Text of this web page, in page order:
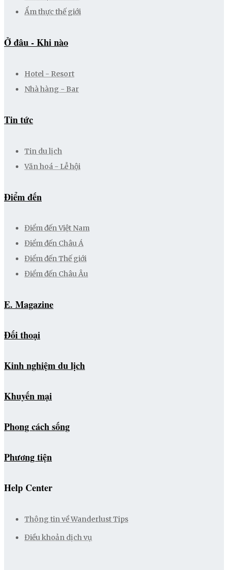
Ẩm thực thế giới
Ở đâu - Khi nào
Hotel - Resort
Nhà hàng - Bar
Tin tức
Tin du lịch
Văn hoá - Lễ hội
Điểm đến
Điểm đến Việt Nam
Điểm đến Châu Á
Điểm đến Thế giới
Điểm đến Châu Âu
E. Magazine
Đối thoại
Kinh nghiệm du lịch
Khuyến mại
Phong cách sống
Phương tiện
Help Center
Thông tin về Wanderlust Tips
Điều khoản dịch vụ